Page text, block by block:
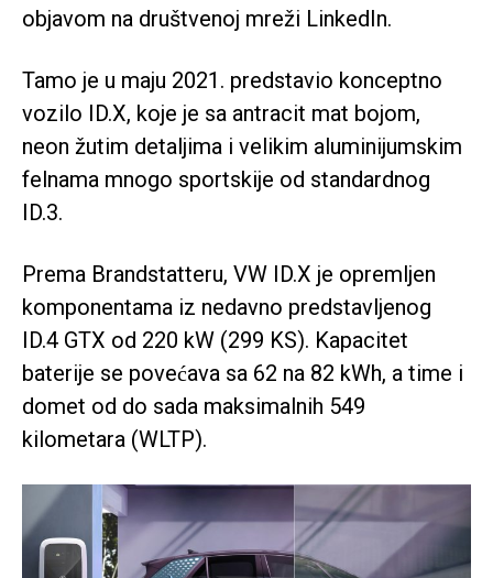
objavom na društvenoj mreži LinkedIn.
Tamo je u maju 2021. predstavio konceptno
vozilo ID.X, koje je sa antracit mat bojom,
neon žutim detaljima i velikim aluminijumskim
felnama mnogo sportskije od standardnog
ID.3.
Prema Brandstatteru, VW ID.X je opremljen
komponentama iz nedavno predstavljenog
ID.4 GTX od 220 kW (299 KS). Kapacitet
baterije se povećava sa 62 na 82 kWh, a time i
domet od do sada maksimalnih 549
kilometara (WLTP).